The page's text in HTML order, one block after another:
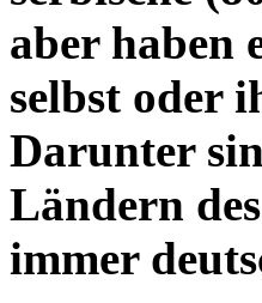
aber haben
selbst oder
Darunter
Ländern
immer